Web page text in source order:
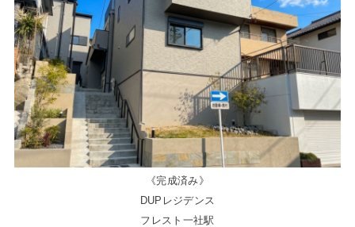
《完成済み》
DUPレジデンス
フレスト一社駅